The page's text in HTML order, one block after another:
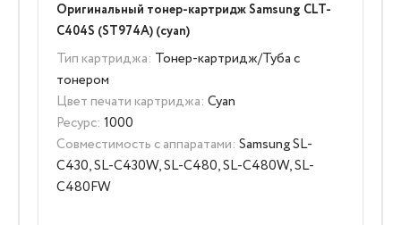
Оригинальный тонер-картридж Samsung CLT-
C404S (ST974A) (cyan)
Тип картриджа: Тонер-картридж/Туба с
тонером
Цвет печати картриджа: Cyan
Ресурс: 1000
Совместимость с аппаратами: Samsung SL-
C430, SL-C430W, SL-C480, SL-C480W, SL-
C480FW